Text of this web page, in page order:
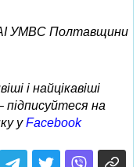
УМВС Полтавщини
і найцікавіші
на
уFacebook